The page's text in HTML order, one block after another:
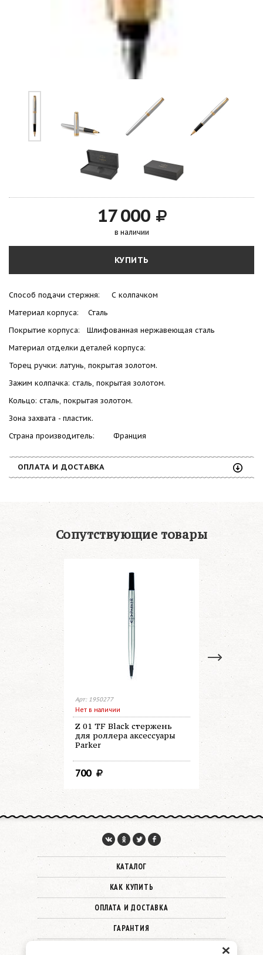
17 000
в наличии
КУПИТЬ
Способ подачи стержня: С колпачком
Материал корпуса: Сталь
Покрытие корпуса: Шлифованная нержавеющая сталь
Материал отделки деталей корпуса:
Торец ручки: латунь, покрытая золотом.
Зажим колпачка: сталь, покрытая золотом.
Кольцо: сталь, покрытая золотом.
Зона захвата - пластик.
Страна производитель: Франция
ОПЛАТА И ДОСТАВКА
Сопутствующие товары
Арт: 1950277
Нет в наличии
Z 01 TF Black стержень
для роллера аксессуары
Parker
700
В наличии
Z 01 TF
КАТАЛОГ
КАК КУПИТЬ
ОПЛАТА И ДОСТАВКА
ГАРАНТИЯ
×